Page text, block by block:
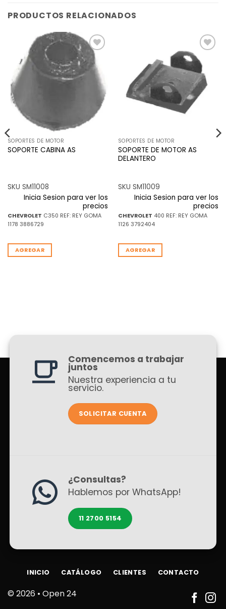
PRODUCTOS RELACIONADOS
Añadir
a la
lista de
deseos
SOPORTES DE MOTOR
SOPORTE CABINA AS
SKU SM11008
Inicia Sesion para ver los
precios
CHEVROLET C350 REF: REY GOMA
1178 3886729
AGREGAR
Añadir
a la
lista de
deseos
SOPORTES DE MOTOR
SOPORTE DE MOTOR AS
DELANTERO
SKU SM11009
Inicia Sesion para ver los
precios
CHEVROLET 400 REF: REY GOMA
1126 3792404
AGREGAR
Comencemos a trabajar
juntos
Nuestra experiencia a tu
servicio.
SOLICITAR CUENTA
¿Consultas?
Hablemos por WhatsApp!
11 2700 5154
© 2026 • Open 24
INICIO CATÁLOGO CLIENTES CONTACTO